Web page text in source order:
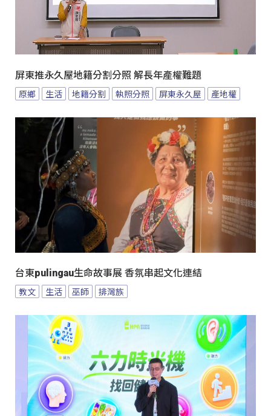
屏東推永久屋地籍分割分照 解長年產權難題
原鄉 生活 地籍分割 執照分照 屏東永久屋 產地權
台東pulingau生命故事展 香氛串起文化連結
教文 生活 巫師 排灣族